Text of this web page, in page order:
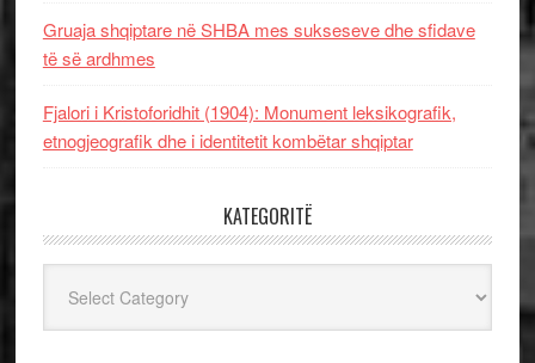
Gruaja shqiptare në SHBA mes sukseseve dhe sfidave
të së ardhmes
Fjalori i Kristoforidhit (1904): Monument leksikografik,
etnogjeografik dhe i identitetit kombëtar shqiptar
KATEGORITË